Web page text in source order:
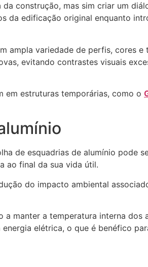
construção, mas sim criar um
da edificação original enquanto
ampla variedade de perfis, cores
evitando contrastes visuais
em estruturas temporárias, como o
de esquadrias de alumínio pode
ao final da sua vida útil.
do impacto ambiental
manter a temperatura interna dos
elétrica, o que é benéfico